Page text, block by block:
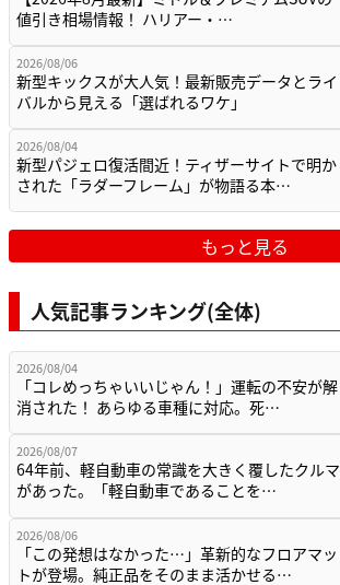
値引き相場情報！ ハリアー・…
2026/08/06
新型キックスが大人気！最新販売データとライ
バルから見える「選ばれるワケ」
2026/08/04
新型パジェロ復活間近！ティザーサイトで明か
された「ラダーフレーム」が物語る本…
もっと見る
人気記事ランキング(全体)
2026/08/04
「コレめっちゃいいじゃん！」運転の不安が解
消された！ あらゆる車種に対応。死…
2026/08/07
64年前、軽自動車の常識を大きく覆したクルマ
があった。「軽自動車であることを…
2026/08/06
「この発想はなかった…」革新的なフロアマッ
トが登場。純正品をそのまま活かせる…